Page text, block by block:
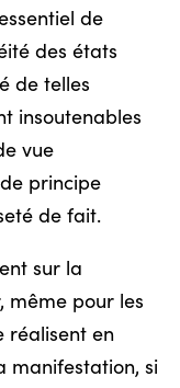
de
des états
de telles
insoutenables
vue
principe
de fait.
sur la
même pour les
réalisent en
manifestation, si